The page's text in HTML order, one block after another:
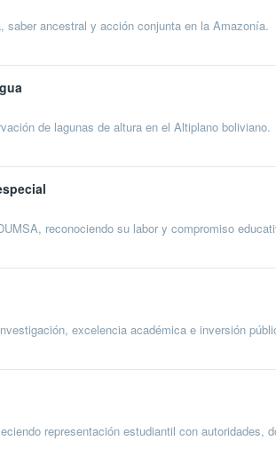
saber ancestral y acción conjunta en la Amazonía.
de lagunas de altura en el Altiplano boliviano.
reconociendo su labor y compromiso
excelencia académica e inversión
representación estudiantil con autoridades,